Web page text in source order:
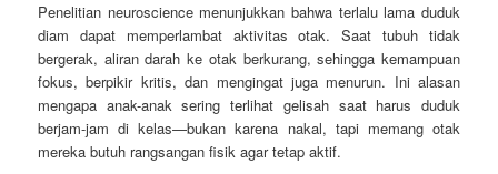
Penelitian neuroscience menunjukkan bahwa terlalu lama duduk
diam dapat memperlambat aktivitas otak. Saat tubuh tidak
bergerak, aliran darah ke otak berkurang, sehingga kemampuan
fokus, berpikir kritis, dan mengingat juga menurun. Ini alasan
mengapa anak-anak sering terlihat gelisah saat harus duduk
berjam-jam di kelas—bukan karena nakal, tapi memang otak
mereka butuh rangsangan fisik agar tetap aktif.